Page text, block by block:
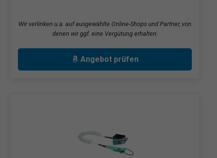
Wir verlinken u.a. auf ausgewählte Online-Shops und Partner, von
denen wir ggf. eine Vergütung erhalten.
Angebot prüfen